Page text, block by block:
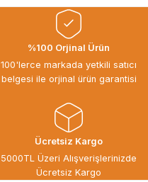
%100 Orjinal Ürün
100'lerce markada yetkili satıcı
belgesi ile orjinal ürün garantisi
Ücretsiz Kargo
5000TL Üzeri Alışverişlerinizde
Ücretsiz Kargo